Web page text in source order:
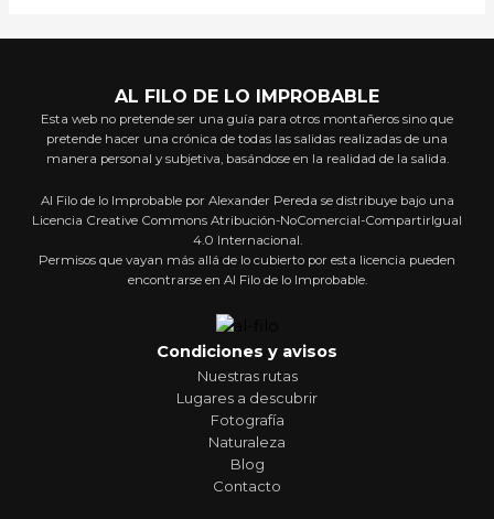
AL FILO DE LO IMPROBABLE
Esta web no pretende ser una guía para otros montañeros sino que
pretende hacer una crónica de todas las salidas realizadas de una
manera personal y subjetiva, basándose en la realidad de la salida.
Al Filo de lo Improbable por Alexander Pereda se distribuye bajo una
Licencia Creative Commons Atribución-NoComercial-CompartirIgual
4.0 Internacional.
Permisos que vayan más allá de lo cubierto por esta licencia pueden
encontrarse en Al Filo de lo Improbable.
Condiciones y avisos
Nuestras rutas
Lugares a descubrir
Fotografía
Naturaleza
Blog
Contacto